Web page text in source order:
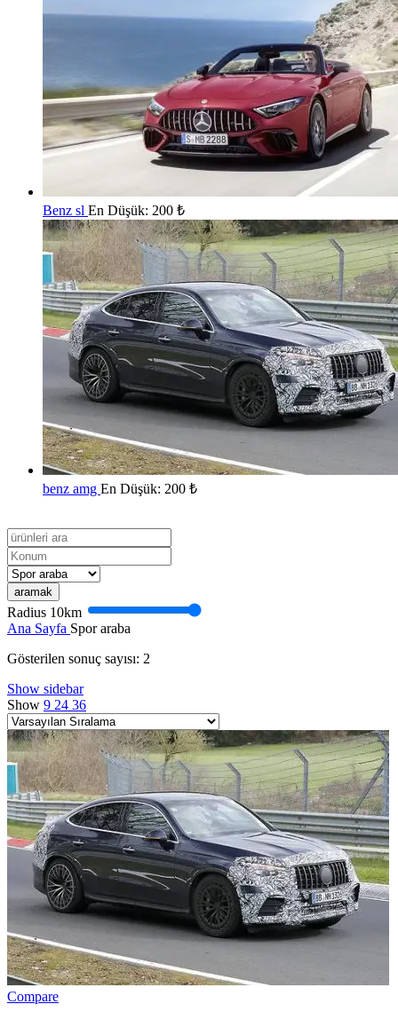
Benz sl En Düşük: 200 ₺
benz amg En Düşük: 200 ₺
aramak
Radius 10km
Ana Sayfa Spor araba
Gösterilen sonuç sayısı: 2
Show sidebar
Show 9 24 36
Compare